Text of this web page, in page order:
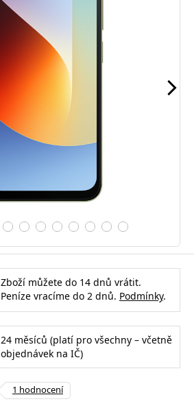
Zboží můžete do 14 dnů vrátit.
Peníze vracíme do 2 dnů. Podmínky.
24 měsíců (platí pro všechny – včetně
objednávek na IČ)
1 hodnocení